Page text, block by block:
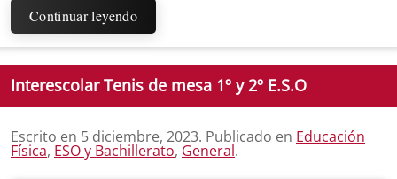
Continuar leyendo
Interescolar Tenis de mesa 1º y 2º E.S.O
Escrito en 5 diciembre, 2023. Publicado en Educación
Física, ESO y Bachillerato, General.